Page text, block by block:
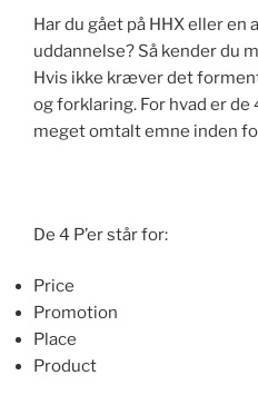
k
Har du gået på HHX eller
uddannelse? Så kender du
Hvis ikke kræver det
og forklaring. For hvad er de
meget omtalt emne inden
De 4 P’er står for:
Price
Promotion
Place
Product